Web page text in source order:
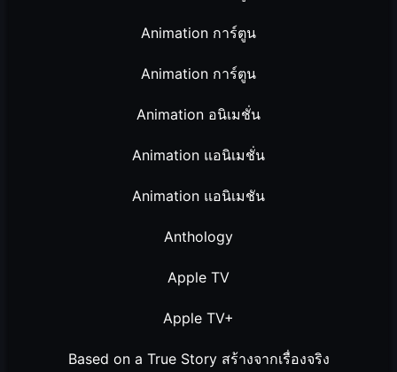
Animation การ์ตูน
Animation การ์ตูน
Animation อนิเมชั่น
Animation แอนิเมชั่น
Animation แอนิเมชัน
Anthology
Apple TV
Apple TV+
Based on a True Story สร้างจากเรื่องจริง